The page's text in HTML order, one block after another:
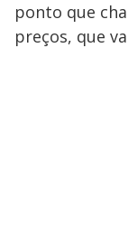
ponto que
preços, que